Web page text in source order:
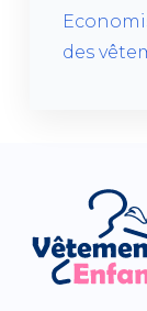
des